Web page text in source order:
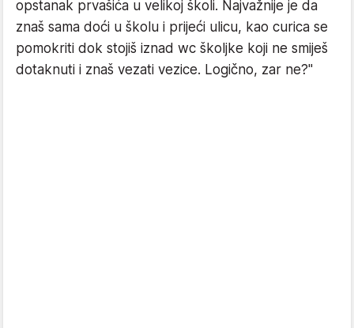
opstanak prvašića u velikoj školi. Najvažnije je da
znaš sama doći u školu i prijeći ulicu, kao curica se
pomokriti dok stojiš iznad wc školjke koji ne smiješ
dotaknuti i znaš vezati vezice. Logično, zar ne?"